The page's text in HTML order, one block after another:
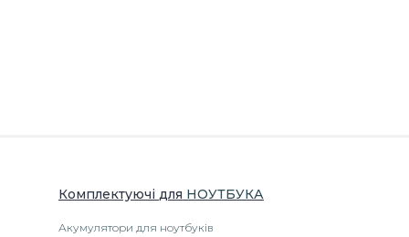
Комплектуючі для НОУТБУКА
Акумулятори для ноутбуків